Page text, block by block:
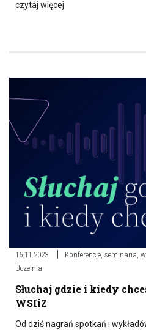
czytaj więcej
16.11.2023 Konferencje, seminaria,
Uczelnia
Słuchaj gdzie i kiedy
WSIiZ
Od dziś nagrań spotkań i